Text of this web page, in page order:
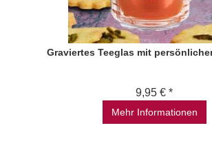
Graviertes Teeglas mit
9,95 € *
Mehr Informationen